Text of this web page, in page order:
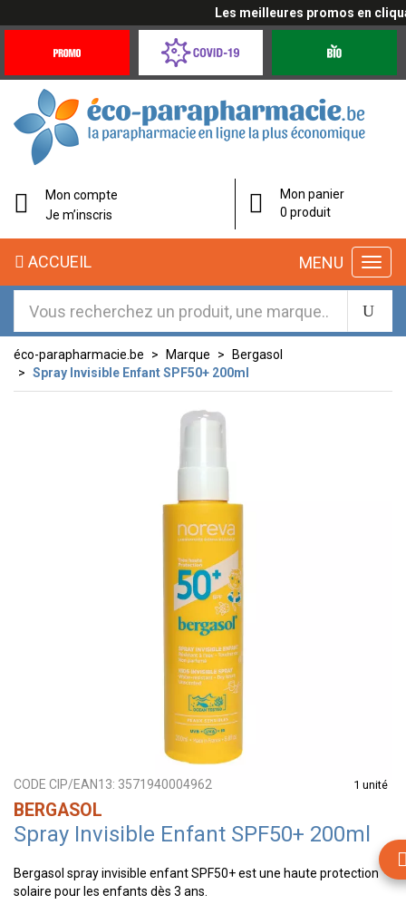
Les meilleures promos en
Offres
Coronavirus
éco-
parapharmacie.fr
éco-
parapharmacie.fr
Mon compte
Je m’inscris
Mon panier
0 produit
MENU
ACCUEIL
éco-parapharmacie.be Marque
Bergasol
Spray Invisible Enfant SPF50+ 200ml
CODE CIP/EAN13: 3571940004962 1 unité
BERGASOL
Spray Invisible Enfant SPF50+ 200ml
Bergasol spray invisible enfant SPF50+ est une haute protection
solaire pour les enfants dès 3 ans.